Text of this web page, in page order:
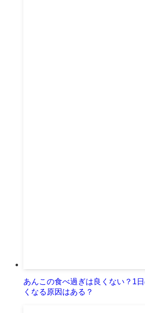
あんこの食べ過ぎは良くない？1
くなる原因はある？